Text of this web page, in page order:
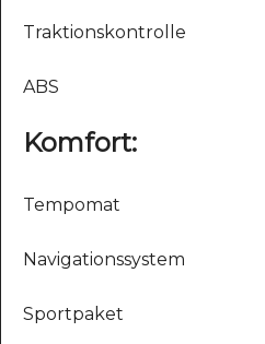
Traktionskontrolle
ABS
Komfort:
Tempomat
Navigationssystem
Sportpaket